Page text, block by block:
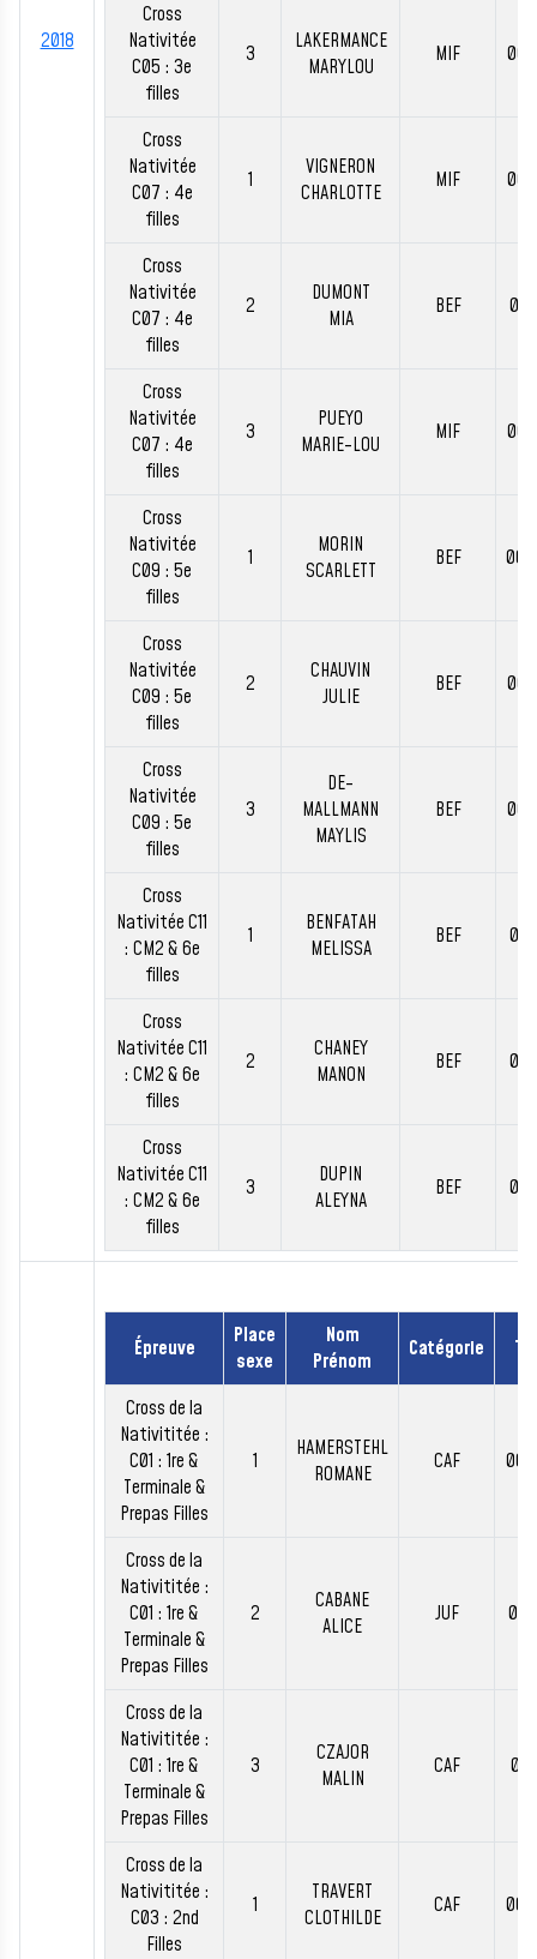
2018
Cross
Nativitée
C05 : 3e
filles
3
LAKERMANCE
MARYLOU
MIF
Cross
Nativitée
C07 : 4e
filles
1
VIGNERON
CHARLOTTE
MIF
Cross
Nativitée
C07 : 4e
filles
2
DUMONT
MIA
BEF
Cross
Nativitée
C07 : 4e
filles
3
PUEYO
MARIE-LOU
MIF
Cross
Nativitée
C09 : 5e
filles
1
MORIN
SCARLETT
BEF
Cross
Nativitée
C09 : 5e
filles
2
CHAUVIN
JULIE
BEF
Cross
Nativitée
C09 : 5e
filles
3
DE-
MALLMANN
MAYLIS
BEF
Cross
Nativitée C11
: CM2 & 6e
filles
1
BENFATAH
MELISSA
BEF
Cross
Nativitée C11
: CM2 & 6e
filles
2
CHANEY
MANON
BEF
Cross
Nativitée C11
: CM2 & 6e
filles
3
DUPIN
ALEYNA
BEF
Épreuve
Place
sexe
Nom
Prénom
Catégorie
Cross de la
Nativititée :
C01 : 1re &
Terminale &
Prepas Filles
1
HAMERSTEHL
ROMANE
CAF
Cross de la
Nativititée :
C01 : 1re &
Terminale &
Prepas Filles
2
CABANE
ALICE
JUF
Cross de la
Nativititée :
C01 : 1re &
Terminale &
Prepas Filles
3
CZAJOR
MALIN
CAF
Cross de la
Nativititée :
C03 : 2nd
Filles
1
TRAVERT
CLOTHILDE
CAF